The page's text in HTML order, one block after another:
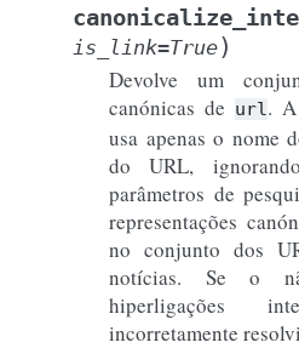
is_link=True)
Devolve um
canónicas de url. A
usa apenas o nome
do URL,
parâmetros de
representações
no conjunto dos
notícias. Se o
hiperligações
incorretamente